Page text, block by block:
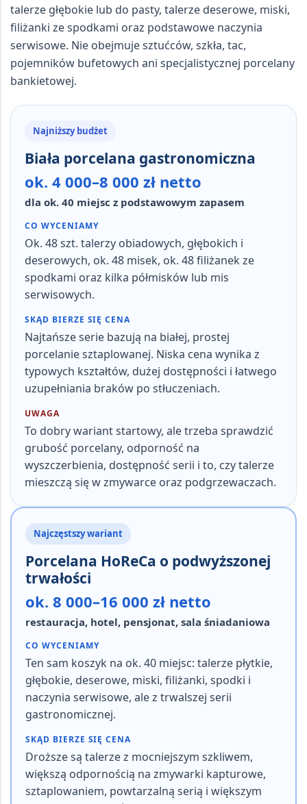
talerze głębokie lub do pasty, talerze deserowe, miski,
filiżanki ze spodkami oraz podstawowe naczynia
serwisowe. Nie obejmuje sztućców, szkła, tac,
pojemników bufetowych ani specjalistycznej porcelany
bankietowej.
Najniższy budżet
Biała porcelana gastronomiczna
ok. 4 000–8 000 zł netto
dla ok. 40 miejsc z podstawowym zapasem
CO WYCENIAMY
Ok. 48 szt. talerzy obiadowych, głębokich i
deserowych, ok. 48 misek, ok. 48 filiżanek ze
spodkami oraz kilka półmisków lub mis
serwisowych.
SKĄD BIERZE SIĘ CENA
Najtańsze serie bazują na białej, prostej
porcelanie sztaplowanej. Niska cena wynika z
typowych kształtów, dużej dostępności i łatwego
uzupełniania braków po stłuczeniach.
UWAGA
To dobry wariant startowy, ale trzeba sprawdzić
grubość porcelany, odporność na
wyszczerbienia, dostępność serii i to, czy talerze
mieszczą się w zmywarce oraz podgrzewaczach.
Najczęstszy wariant
Porcelana HoReCa o podwyższonej
trwałości
ok. 8 000–16 000 zł netto
restauracja, hotel, pensjonat, sala śniadaniowa
CO WYCENIAMY
Ten sam koszyk na ok. 40 miejsc: talerze płytkie,
głębokie, deserowe, miski, filiżanki, spodki i
naczynia serwisowe, ale z trwalszej serii
gastronomicznej.
SKĄD BIERZE SIĘ CENA
Droższe są talerze z mocniejszym szkliwem,
większą odpornością na zmywarki kapturowe,
sztaplowaniem, powtarzalną serią i większym